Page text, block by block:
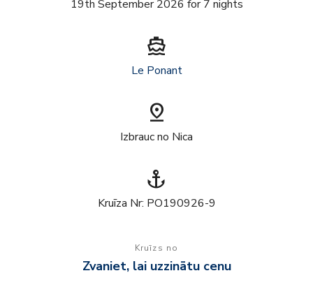
19th September 2026 for 7 nights
directions_boat
Le Ponant
pin_drop
Izbrauc no Nica
anchor
Kruīza Nr: PO190926-9
Kruīzs no
Zvaniet, lai uzzinātu cenu